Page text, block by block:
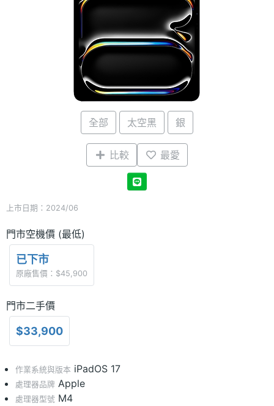
全部 太空黑 銀
比較 最愛
上市日期：2024/06
門市空機價 (最低)
已下市
原廠售價：$45,900
門市二手價
$33,900
作業系統與版本 iPadOS 17
處理器品牌 Apple
處理器型號 M4